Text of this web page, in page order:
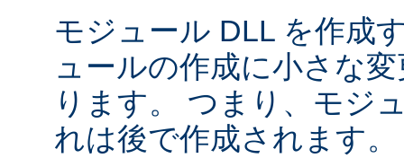
モジュール DLL を作成
ュールの作成に小さな
ります。 つまり、モジ
れは後で作成されます